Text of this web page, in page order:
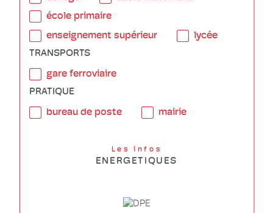
école primaire
enseignement supérieur
lycée
TRANSPORTS
gare ferroviaire
PRATIQUE
bureau de poste mairie
Les infos
ENERGETIQUES